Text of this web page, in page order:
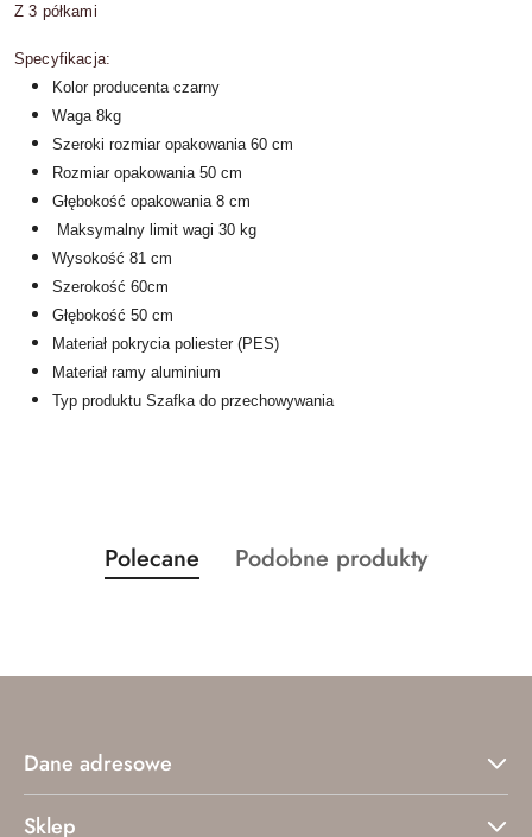
Z 3 półkami
Specyfikacja:
Kolor producenta czarny
Waga 8kg
Szeroki rozmiar opakowania 60 cm
Rozmiar opakowania 50 cm
Głębokość opakowania 8 cm
Maksymalny limit wagi 30 kg
Wysokość 81 cm
Szerokość 60cm
Głębokość 50 cm
Materiał pokrycia poliester (PES)
Materiał ramy aluminium
Typ produktu Szafka do przechowywania
Pomiń karuzelę produktów
Produkty
o
Polecane
Produkty
Podobne produkty
Dane adresowe
Sklep